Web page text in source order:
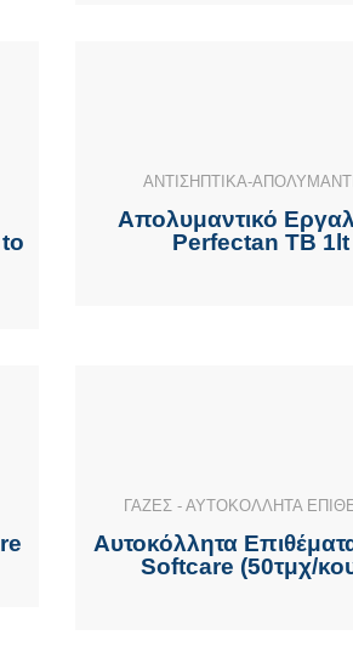
ΑΝΤΙΣΗΠΤΙΚΑ-
Απολυμαντικό
Perfectan TB 1lt
ΓΑΖΕΣ - ΑΥΤΟΚΟΛΛΗΤΑ
Αυτοκόλλητα
Softcare (50τμχ/